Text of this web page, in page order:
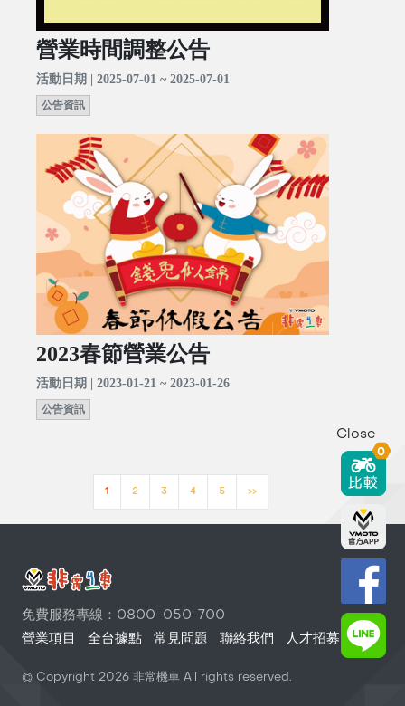
營業時間調整公告
活動日期 | 2025-07-01 ~ 2025-07-01
公告資訊
2023春節營業公告
活動日期 | 2023-01-21 ~ 2023-01-26
公告資訊
1 2 3 4 5 >>
免費服務專線：0800-050-700
營業項目
全台據點 常見問題 聯絡我們 人才招募
© Copyright 2026 非常機車 All rights reserved.
Close
0